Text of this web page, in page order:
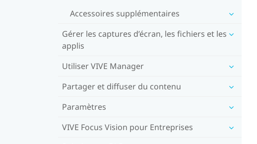
Accessoires supplémentaires
Gérer les captures d’écran, les fichiers et les
applis
Utiliser VIVE Manager
Partager et diffuser du contenu
Paramètres
VIVE Focus Vision pour Entreprises